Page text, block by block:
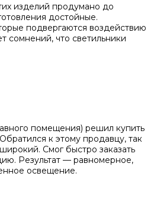
изделий продумано до
достойные.
подвергаются воздействию
сомнений, что светильники
помещения) решил купить
к этому продавцу, так
Смог быстро заказать
Результат — равномерное,
освещение.